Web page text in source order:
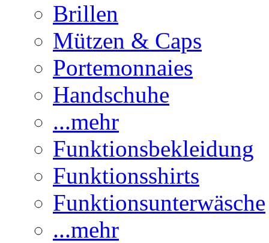
Brillen
Mützen & Caps
Portemonnaies
Handschuhe
...mehr
Funktionsbekleidung
Funktionsshirts
Funktionsunterwäsche
...mehr